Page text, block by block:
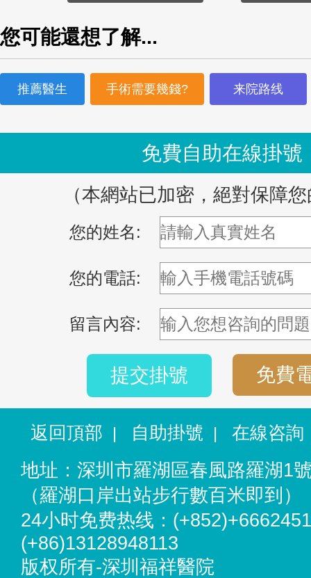
您可能還想了解...
推薦醫生 手術需要幾錢? 来院路线
免費自助在線掛號
（本網站已加密，絕對保障
您的姓名:
您的電話:
留言內容:
提交掛號 免費
返回頂部 | 自助掛號 |
在線咨詢
地址：深圳市羅湖區春風路羅湖1
（羅湖口岸出站步行數百米即到）
24小时免费热线：
(+86)13128948113
版权所有-深圳福祥醫院